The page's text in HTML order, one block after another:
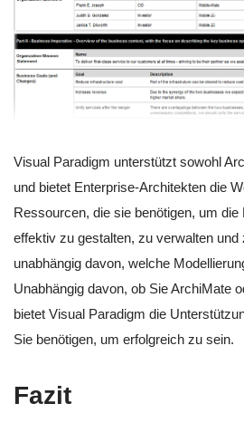
Visual Paradigm unterstützt sowohl
und bietet Enterprise-Architekten die
Ressourcen, die sie benötigen, um
effektiv zu gestalten, zu verwalten
unabhängig davon, welche
Unabhängig davon, ob Sie ArchiMate
bietet Visual Paradigm die
Sie benötigen, um erfolgreich zu sein.
Fazit